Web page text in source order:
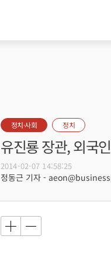
정치·사회 정치
유진룡 장관, 외국
2014-02-07 14:58:25
정동근 기자 -